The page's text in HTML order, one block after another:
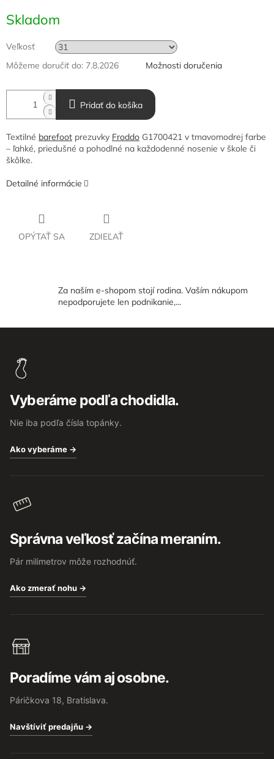
cena:
Skladom
Veľkosť
Môžeme doručiť do: 7.8.2026 Možnosti doručenia
Pridať do košíka
Textilné barefoot prezuvky Froddo G1700421 v tmavomodrej farbe
– ľahké, priedušné a pohodlné na každodenné nosenie v škole či
škôlke.
Detailné informácie
OPÝTAŤ SA ZDIEĽAŤ
Za naším e-shopom stojí rodina. Vaším nákupom
nepodporujete len podnikanie,...
Vyberáme podľa chodidla.
Nie iba podľa čísla topánky.
Ako vyberáme →
Správna veľkosť začína meraním.
Pár milimetrov môže rozhodnúť.
Ako zmerať nohu →
Poradíme vám aj osobne.
Páričkova 18, Bratislava.
Navštíviť predajňu →